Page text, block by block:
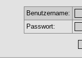
Benutzername:
Passwort: